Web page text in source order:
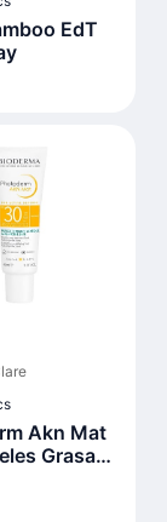
EdT
Akn Mat
Grasas
Spf30 40